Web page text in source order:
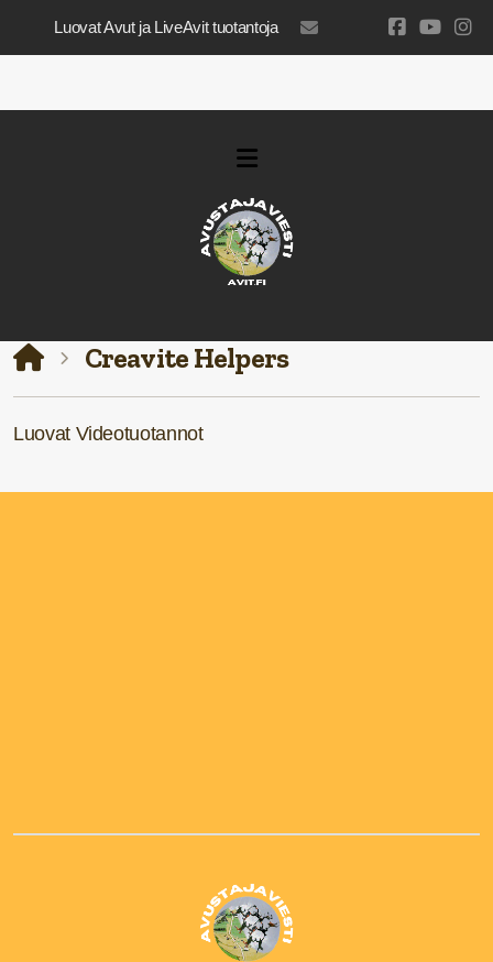
Luovat Avut ja LiveAvit tuotantoja luovatavut@gmail.com
Creavite Helpers
Luovat Videotuotannot